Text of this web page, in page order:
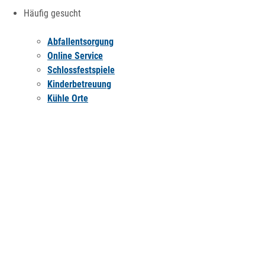
Häufig gesucht
Abfallentsorgung
Online Service
Schlossfestspiele
Kinderbetreuung
Kühle Orte